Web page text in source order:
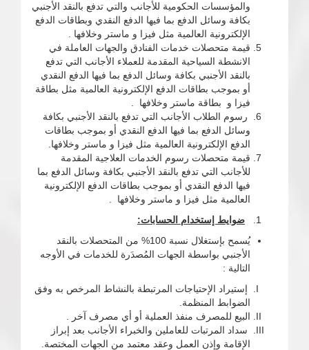
والمؤسسات الحكومية للأجانب والتي تدفع بالنقد الأجنبي
بكافة وسائل الدفع بما فيها الدفع النقدي وبطاقات الدفع
الإلكترونية العالمية مثل فيزا و ماستر وخلافها .
قيمة متحصلات خدمات الفنادق والجهات العاملة في
الانشطة السياحية المقدمة للعملاء الأجانب التي تدفع
بالنقد الأجنبي بكافة وسائل الدفع بما فيها الدفع النقدي
أو بموجب بطاقات الدفع الإلكترونية العالمية مثل بطاقة
فيزا و بطاقة ماستر وخلافها .
رسوم الطلاب الأجانب التي تدفع بالنقد الأجنبي بكافة
وسائل الدفع بما فيها الدفع النقدي أو بموجب بطاقات
الدفع الإلكترونية العالمية مثل فيزا و ماستر وخلافها.
قيمة متحصلات رسوم الخدمات العلاجية المقدمة
للأجانب التي تدفع بالنقد الأجنبي بكافة وسائل الدفع بما
فيها الدفع النقدي أو بموجب بطاقات الدفع الإلكترونية
العالمية مثل فيزا و ماستر وخلافها .
ضوايط إستخدام الحسابات:
يُسمح بإستغلال نسبة 100% من المتحصلات بالنقد
الأجنبي بواسطة الجهات المُصدَرة للخدمات في الأوجه
التالية :
إستيراد الإحتياجات المرتبطة بالنشاط المرخص به وفق
الضوابط المنظمة.
البيع للمصرف منفذ العملية أو أي مصرف آخر .
سداد المرتبات للعاملين والخبراء الأجانب بعد إبراز
الإقامة وإذن العمل وعقد معتمد من الجهات المختصة.